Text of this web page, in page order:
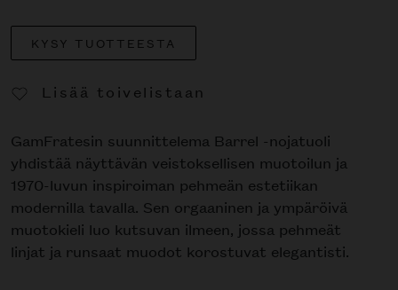
KYSY TUOTTEESTA
Lisää toivelistaan
GamFratesin suunnittelema Barrel -nojatuoli
yhdistää näyttävän veistoksellisen muotoilun ja
1970-luvun inspiroiman pehmeän estetiikan
modernilla tavalla. Sen orgaaninen ja ympäröivä
muotokieli luo kutsuvan ilmeen, jossa pehmeät
linjat ja runsaat muodot korostuvat elegantisti.